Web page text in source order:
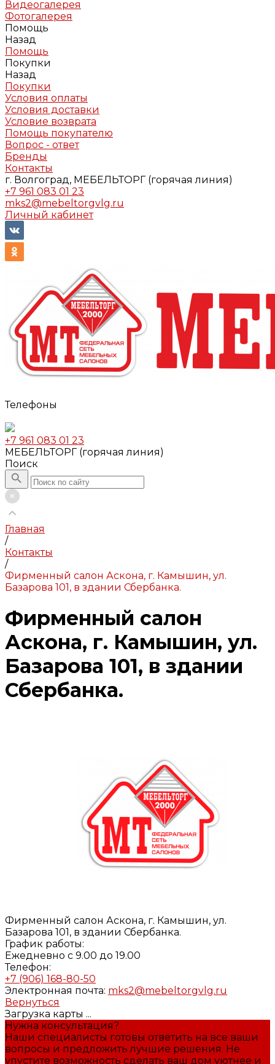
Видеогалерея
Фотогалерея
Помощь
Назад
Помощь
Покупки
Назад
Покупки
Условия оплаты
Условия доставки
Условие возврата
Помощь покупателю
Вопрос - ответ
Бренды
Контакты
г. Волгоград, МЕБЕЛЬТОРГ (горячая линия)
+7 961 083 01 23
mks2@mebeltorgvlg.ru
Личный кабинет
Телефоны
+7 961 083 01 23
МЕБЕЛЬТОРГ (горячая линия)
Поиск
Главная
/
Контакты
/
Фирменный салон Аскона, г. Камышин, ул.
Базарова 101, в здании Сбербанка.
Фирменный салон
Аскона, г. Камышин, ул.
Базарова 101, в здании
Сбербанка.
Фирменный салон Аскона, г. Камышин, ул.
Базарова 101, в здании Сбербанка.
График работы:
Ежедневно с 9.00 до 19.00
Телефон:
+7 (906) 168-80-50
Электронная почта: mks2@mebeltorgvlg.ru
Вернуться
Загрузка карты ...
Нужна консультация?
Наши специалисты готовы ответить на все ваши
вопросы и предложить лучшие решения. Не
упустите возможность сделать ваш дом уютнее и